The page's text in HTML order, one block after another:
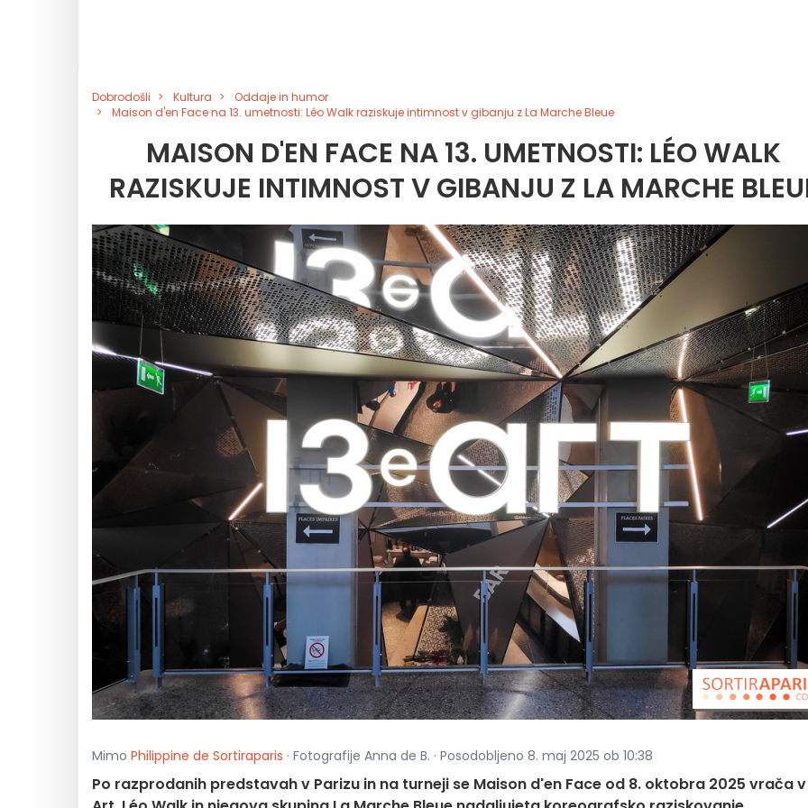
Dobrodošli Kultura
Oddaje in humor
Maison d'en Face na 13. umetnosti: Léo Walk raziskuje intimnost v gibanju z La Marche Bleue
MAISON D'EN FACE NA 13. UMETNOSTI: LÉO WALK
RAZISKUJE INTIMNOST V GIBANJU Z LA MARCHE
Mimo Philippine de Sortiraparis · Fotografije Anna de B. · Posodobljeno 8. maj 2025 ob 10:38
Po razprodanih predstavah v Parizu in na turneji se Maison d'en Face od 8. oktobra 2025 vrača v